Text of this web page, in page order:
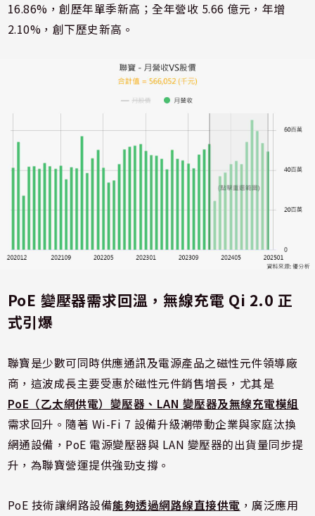
16.86%，創歷年單季新高；全年營收 5.66 億元，年增
2.10%，創下歷史新高​。
PoE 變壓器需求回溫，無線充電 Qi 2.0 正
式引爆
聯寶是少數可同時供應通訊及電源產品之磁性元件領導廠
商，這波成長主要受惠於磁性元件銷售增長，尤其是
PoE（乙太網供電）變壓器、LAN 變壓器及無線充電模組
需求回升。隨著 Wi-Fi 7 設備升級潮帶動企業與家庭汰換
網通設備，PoE 電源變壓器與 LAN 變壓器的出貨量同步提
升，為聯寶營運提供強勁支撐。
PoE 技術讓網路設備能夠透過網路線直接供電 ，廣泛應用